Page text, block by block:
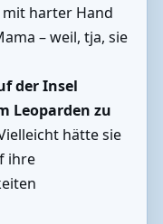
harter Hand
– weil, tja, sie
der Insel
Leoparden zu
hätte sie
ihre